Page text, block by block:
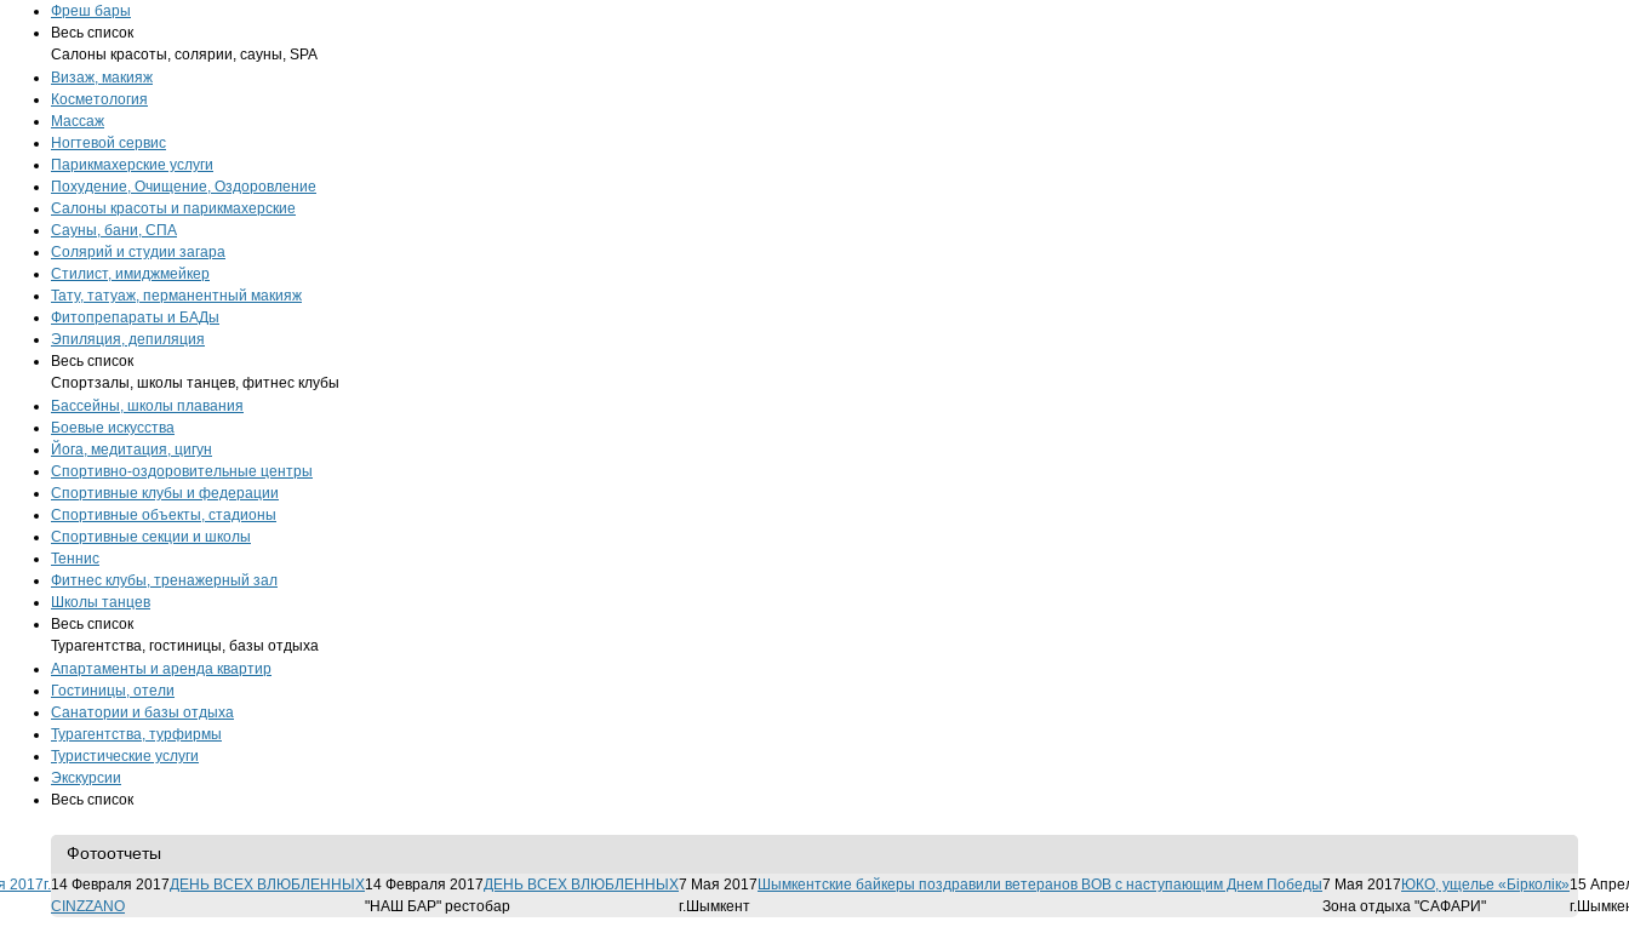
Фреш бары
Весь список
Салоны красоты, солярии, сауны, SPA
Визаж, макияж
Косметология
Массаж
Ногтевой сервис
Парикмахерские услуги
Похудение, Очищение, Оздоровление
Салоны красоты и парикмахерские
Сауны, бани, СПА
Солярий и студии загара
Стилист, имиджмейкер
Тату, татуаж, перманентный макияж
Фитопрепараты и БАДы
Эпиляция, депиляция
Весь список
Спортзалы, школы танцев, фитнес клубы
Бассейны, школы плавания
Боевые искусства
Йога, медитация, цигун
Спортивно-оздоровительные центры
Спортивные клубы и федерации
Спортивные объекты, стадионы
Спортивные секции и школы
Теннис
Фитнес клубы, тренажерный зал
Школы танцев
Весь список
Турагентства, гостиницы, базы отдыха
Апартаменты и аренда квартир
Гостиницы, отели
Санатории и базы отдыха
Турагентства, турфирмы
Туристические услуги
Экскурсии
Весь список
Фотоотчеты
14 Февраля 2017ДЕНЬ ВСЕХ ВЛЮБЛЕННЫХ
CINZZANO
14 Февраля 2017ДЕНЬ ВСЕХ ВЛЮБЛЕННЫХ
"НАШ БАР" рестобар
7 Мая 2017Шымкентские байкеры поздравили ветеранов ВОВ с наступающим Днем Победы
г.Шымкент
7 Мая 2017ЮКО, ущелье «Бiрколiк»
Зона отдыха "САФАРИ"
15